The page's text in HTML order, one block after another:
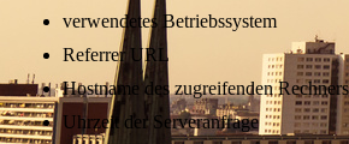
verwendetes Betriebssystem
Referrer URL
Hostname des zugreifenden Rechners
Uhrzeit der Serveranfrage